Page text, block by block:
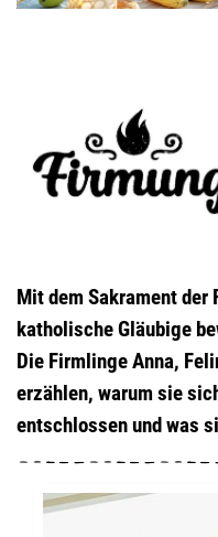
Mit dem Sakrament
katholische Gläubige
Die Firmlinge Anna,
erzählen, warum sie
entschlossen und was